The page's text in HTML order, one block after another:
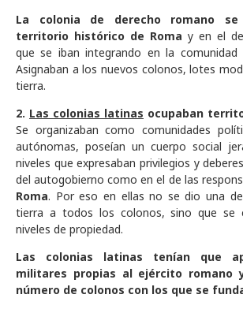
La colonia de derecho romano
territorio histórico de Roma y en el
que se iban integrando en la comunidad
Asignaban a los nuevos colonos, lotes
tierra.
2. Las colonias latinas ocupaban
Se organizaban como comunidades
autónomas, poseían un cuerpo social
niveles que expresaban privilegios y
del autogobierno como en el de las
Roma. Por eso en ellas no se dio una
tierra a todos los colonos, sino que se
niveles de propiedad.
Las colonias latinas tenían que
militares propias al ejército romano
número de colonos con los que se